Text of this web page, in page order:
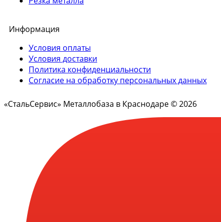
Информация
Условия оплаты
Условия доставки
Политика конфиденциальности
Согласие на обработку персональных данных
«СтальСервис» Металлобаза в Краснодаре © 2026